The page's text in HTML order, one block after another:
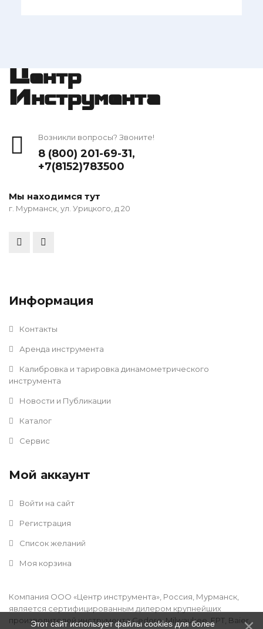
Центр
Инструмента
Возникли вопросы? Звоните!
8 (800) 201-69-31,
+7(8152)783500
Мы находимся тут
г. Мурманск, ул. Урицкого, д 20
Информация
Контакты
Аренда инструмента
Калибровка и тарировка динамометрического
инструмента
Новости и Публикации
Каталог
Сервис
Мой аккаунт
Войти на сайт
Регистрация
Список желаний
Моя корзина
Компания ООО «Центр инструмента», Россия, Мурманск,
является сертифицированным дилером крупнейших
производителей инструмента Gedore, Milwaukee, FPT, Baier,
Этот сайт использует файлы cookies для более